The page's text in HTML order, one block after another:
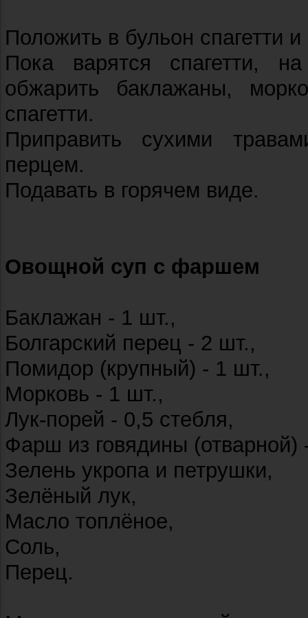
Положить в бульон спагетти и
Пока варятся спагетти,
обжарить баклажаны,
спагетти.
Приправить сухими
перцем.
Подавать в горячем виде.
Овощной суп с фаршем
Баклажан - 1 шт.,
Болгарский перец - 2 шт.,
Помидор (крупный) - 1 шт.,
Морковь - 1 шт.,
Лук-порей - 0,5 стебля,
Фарш из говядины (отварной)
Зелень укропа и петрушки,
Зелёный лук,
Масло топлёное,
Соль,
Перец.